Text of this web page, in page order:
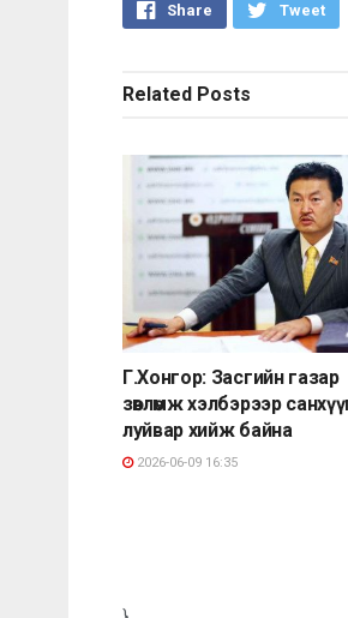
Share Tweet
Related Posts
Г.Хонгор: Засгийн газар
зөвлөмж хэлбэрээр
луйвар хийж байна
2026-06-09 16:35